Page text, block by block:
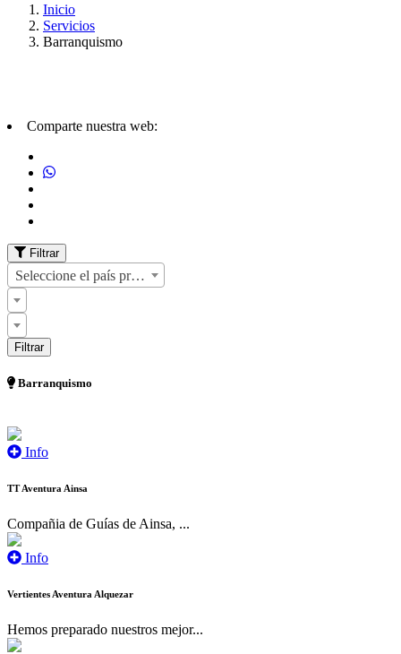
Inicio
Servicios
Barranquismo
Comparte nuestra web:
Filtrar
Seleccione el país primero
Barranquismo
Info
TT Aventura Ainsa
Compañia de Guías de Ainsa, ...
Info
Vertientes Aventura Alquezar
Hemos preparado nuestros mejor...